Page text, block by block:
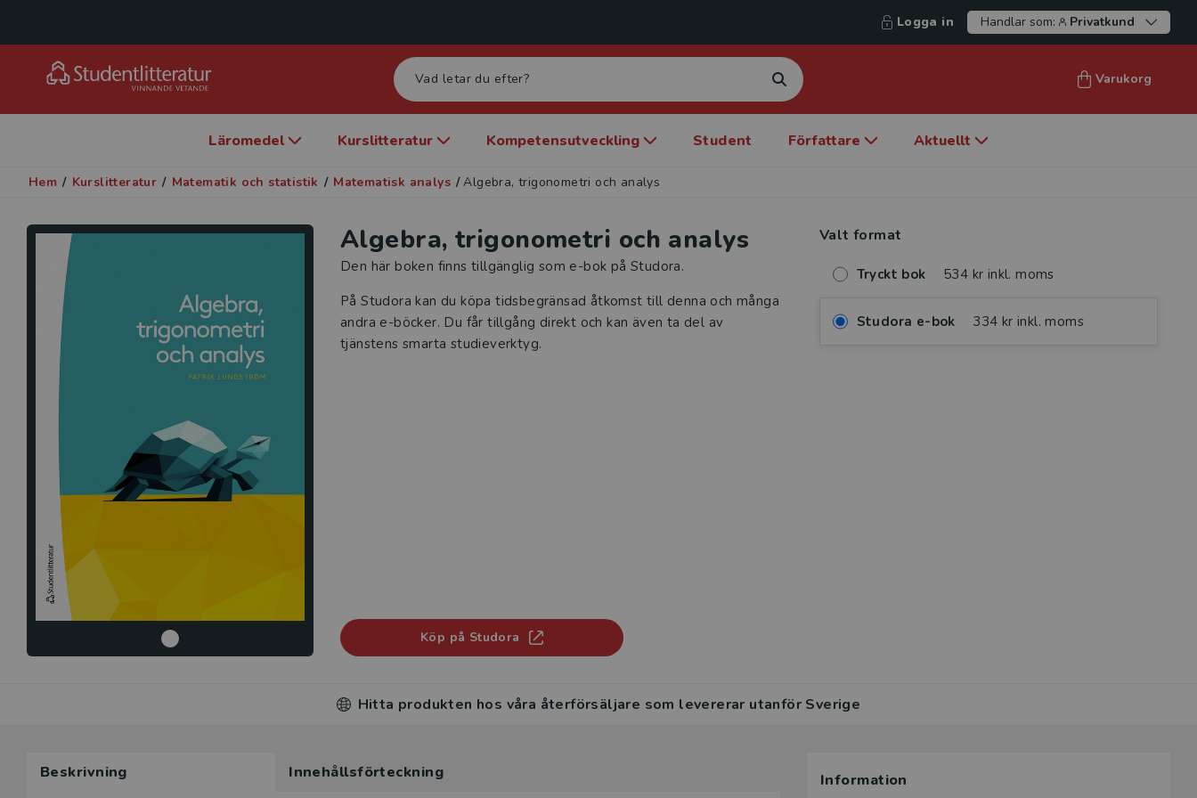
Logga in Handlar som: Privatkund
Varukorg
Läromedel Kurslitteratur Kompetensutveckling Student Författare Aktuellt
Hem / Kurslitteratur / Matematik och statistik / Matematisk analys / Algebra, trigonometri och analys
Algebra, trigonometri och analys
Den här boken finns tillgänglig som e-bok på Studora.
På Studora kan du köpa tidsbegränsad åtkomst till denna och många
andra e-böcker. Du får tillgång direkt och kan även ta del av
tjänstens smarta studieverktyg.
Köp på Studora
Valt format
Tryckt bok 534 kr inkl. moms
Studora e-bok 334 kr inkl. moms
Hitta produkten hos våra återförsäljare som levererar utanför Sverige
Beskrivning Innehållsförteckning Information